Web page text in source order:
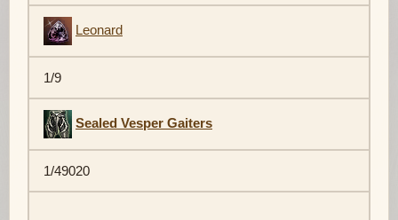
Leonard
1/9
Sealed Vesper Gaiters
1/49020